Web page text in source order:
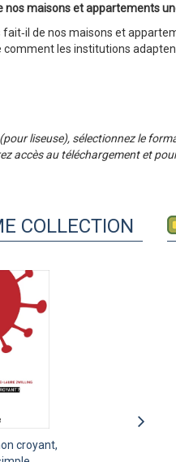
maisons et appartements
de nos maisons et
les institutions
liseuse), sélectionnez le
accès au téléchargement et
en
COLLECTION
croyant,
est-